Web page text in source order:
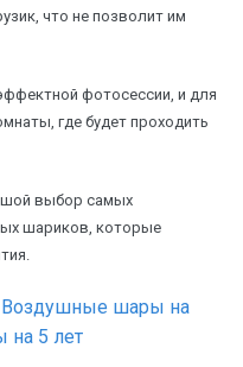
что не позволит им
фотосессии, и для
где будет проходить
выбор самых
шариков, которые
Воздушные шары на
на 5 лет